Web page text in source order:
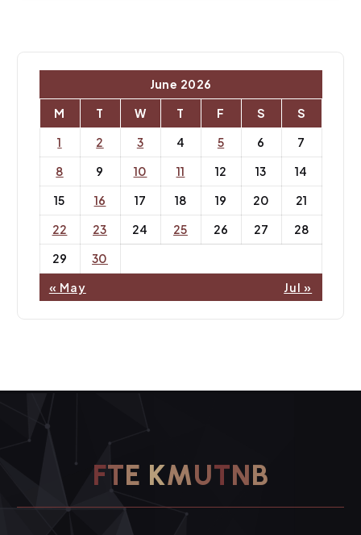
June 2026
M
T W T F S
S
1
2 3 4 5 6
7
8
9 10 11 12 13
14
15
16 17 18 19 20
21
22
23 24 25 26 27
28
29
30
« May Jul »
FTE KMUTNB